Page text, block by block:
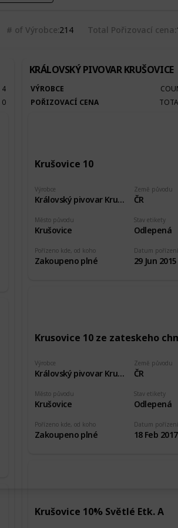
# of Výrobce 214 Total Pořizovací cena
4
0
KRÁLOVSKÝ PIVOVAR KRUŠOVICE
VÝROBCE
POŘIZOVACÍ CENA
Krušovice 10
Výrobce
Královský pivovar Krušovice
Země původu
ČR
Pořízeno kde, od koho
Zakoupeno plné
Stav etikety
Odlepená
Datum pořízení
29 Jun 2015
Město původu
Krušovice
Krusovice 10 ze zateskeho
Výrobce
Královský pivovar Krušovice
Země původu
ČR
Pořízeno kde, od koho
Zakoupeno plné
Stav etikety
Odlepená
Datum pořízení
18 Feb 2017
Město původu
Krušovice
Krušovice 10% Světlé Etk. A